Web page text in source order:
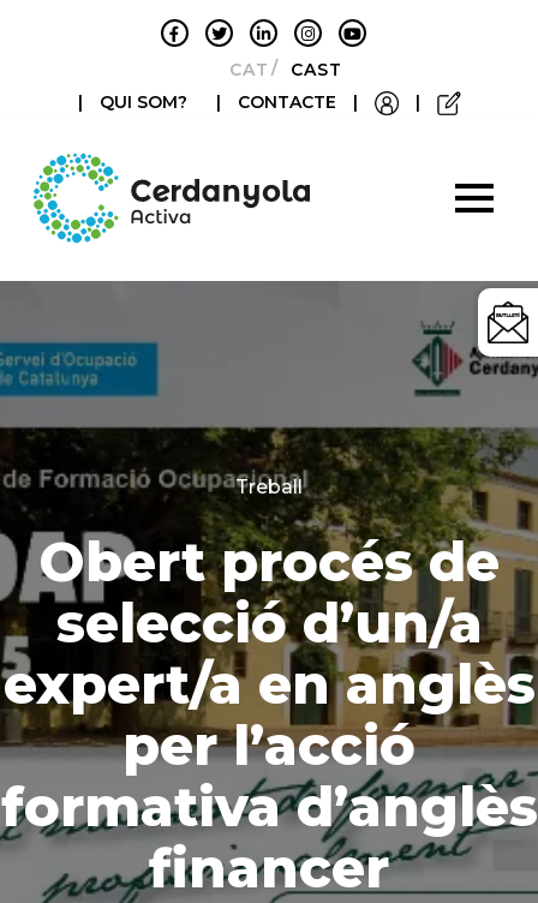
CATALÀCASTELLANO
|
QUI SOM? | CONTACTE | |
Categories
Treball
Obert procés de
selecció d’un/a
expert/a en anglès
per l’acció
formativa d’anglès
financer